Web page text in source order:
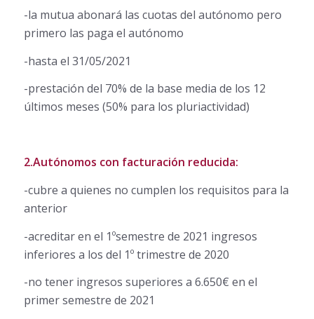
-la mutua abonará las cuotas del autónomo pero
primero las paga el autónomo
-hasta el 31/05/2021
-prestación del 70% de la base media de los 12
últimos meses (50% para los pluriactividad)
2.Autónomos con facturación reducida:
-cubre a quienes no cumplen los requisitos para la
anterior
-acreditar en el 1ºsemestre de 2021 ingresos
inferiores a los del 1º trimestre de 2020
-no tener ingresos superiores a 6.650€ en el
primer semestre de 2021